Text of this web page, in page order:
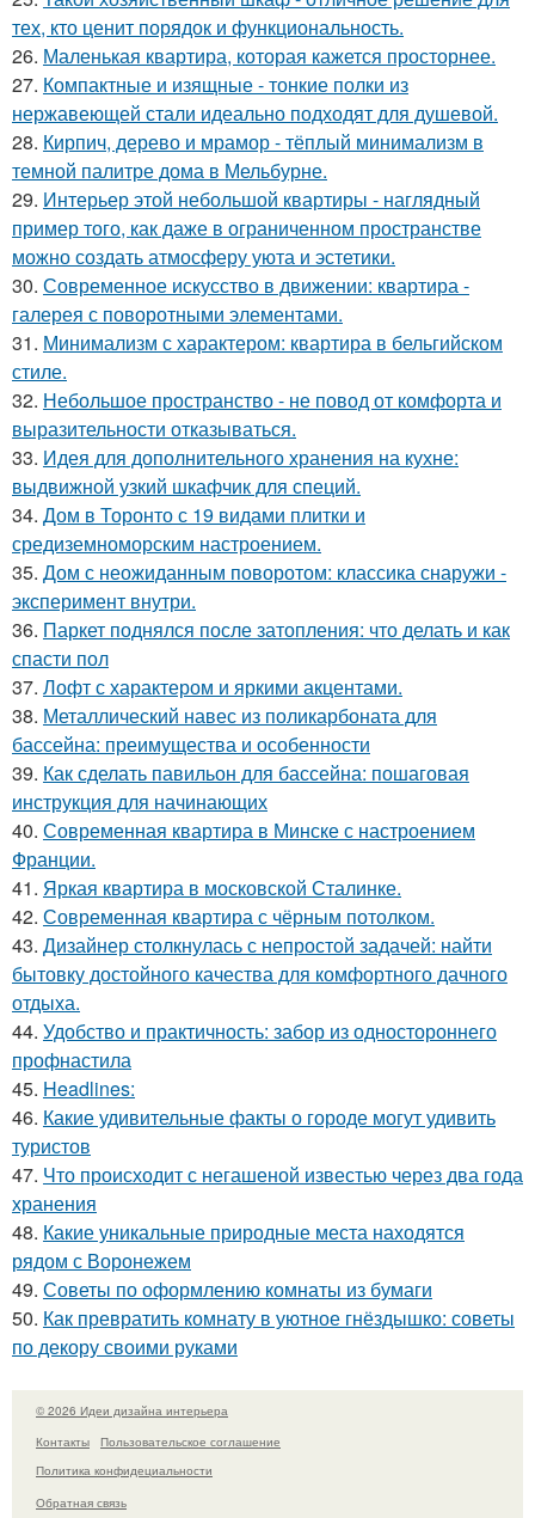
тех, кто ценит порядок и функциональность.
26. Маленькая квартира, которая кажется просторнее.
27. Компактные и изящные - тонкие полки из
нержавеющей стали идеально подходят для душевой.
28. Кирпич, дерево и мрамор - тёплый минимализм в
темной палитре дома в Мельбурне.
29. Интерьер этой небольшой квартиры - наглядный
пример того, как даже в ограниченном пространстве
можно создать атмосферу уюта и эстетики.
30. Современное искусство в движении: квартира -
галерея с поворотными элементами.
31. Минимализм с характером: квартира в бельгийском
стиле.
32. Небольшое пространство - не повод от комфорта и
выразительности отказываться.
33. Идея для дополнительного хранения на кухне:
выдвижной узкий шкафчик для специй.
34. Дом в Торонто с 19 видами плитки и
средиземноморским настроением.
35. Дом с неожиданным поворотом: классика снаружи -
эксперимент внутри.
36. Паркет поднялся после затопления: что делать и как
спасти пол
37. Лофт с характером и яркими акцентами.
38. Металлический навес из поликарбоната для
бассейна: преимущества и особенности
39. Как сделать павильон для бассейна: пошаговая
инструкция для начинающих
40. Современная квартира в Минске с настроением
Франции.
41. Яркая квартира в московской Сталинке.
42. Современная квартира с чёрным потолком.
43. Дизайнер столкнулась с непростой задачей: найти
бытовку достойного качества для комфортного дачного
отдыха.
44. Удобство и практичность: забор из одностороннего
профнастила
45. Headlines:
46. Какие удивительные факты о городе могут удивить
туристов
47. Что происходит с негашеной известью через два года
хранения
48. Какие уникальные природные места находятся
рядом с Воронежем
49. Советы по оформлению комнаты из бумаги
50. Как превратить комнату в уютное гнёздышко: советы
по декору своими руками
© 2026 Идеи дизайна интерьера
Контакты
Пользовательское соглашение
Политика конфидециальности
Обратная связь